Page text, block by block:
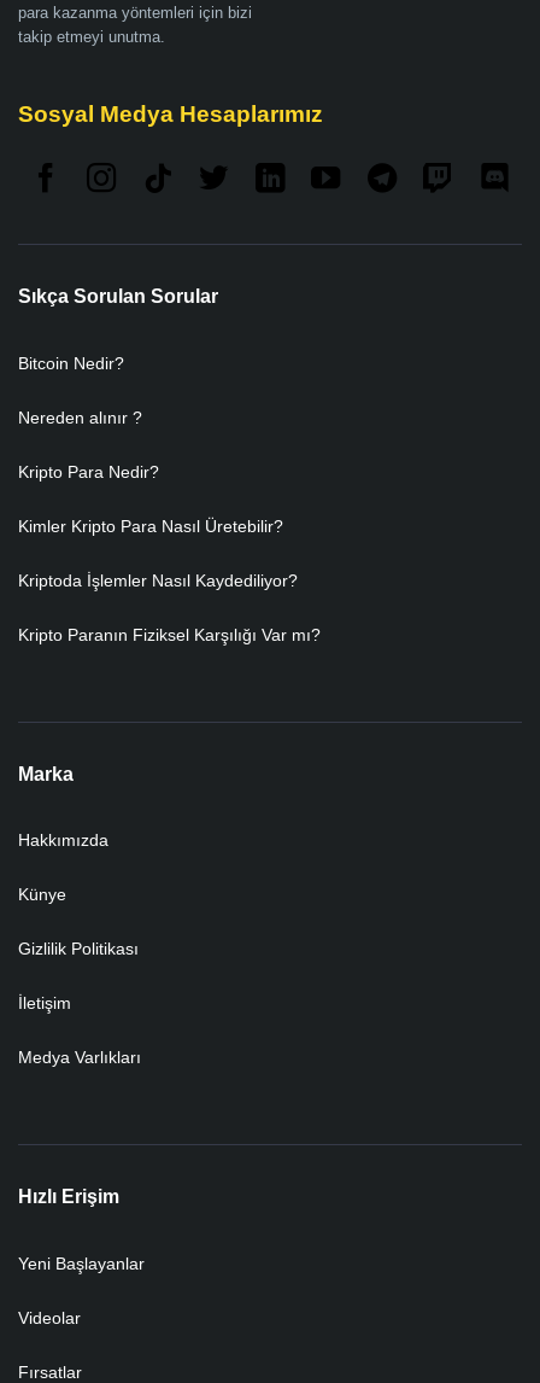
para kazanma yöntemleri için bizi
takip etmeyi unutma.
Sosyal Medya Hesaplarımız
Sıkça Sorulan Sorular
Bitcoin Nedir?
Nereden alınır ?
Kripto Para Nedir?
Kimler Kripto Para Nasıl Üretebilir?
Kriptoda İşlemler Nasıl Kaydediliyor?
Kripto Paranın Fiziksel Karşılığı Var mı?
Marka
Hakkımızda
Künye
Gizlilik Politikası
İletişim
Medya Varlıkları
Hızlı Erişim
Yeni Başlayanlar
Videolar
Fırsatlar